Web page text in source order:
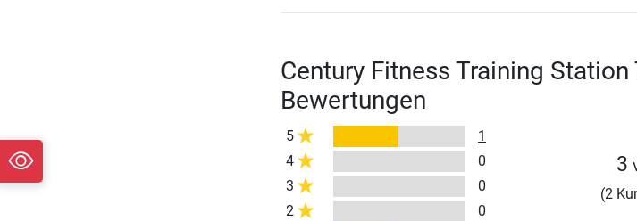
Century Fitness Training Station
Bewertungen
5
1
4
0
3
0
2
0
3
(2